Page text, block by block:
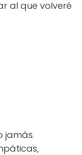
al que volveré
jamás.